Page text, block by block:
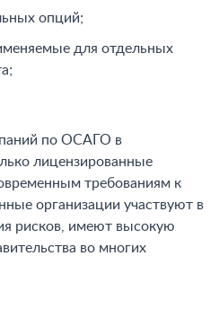
опций;
для отдельных
по ОСАГО в
лицензированные
требованиям к
организации участвуют в
рисков, имеют высокую
во многих